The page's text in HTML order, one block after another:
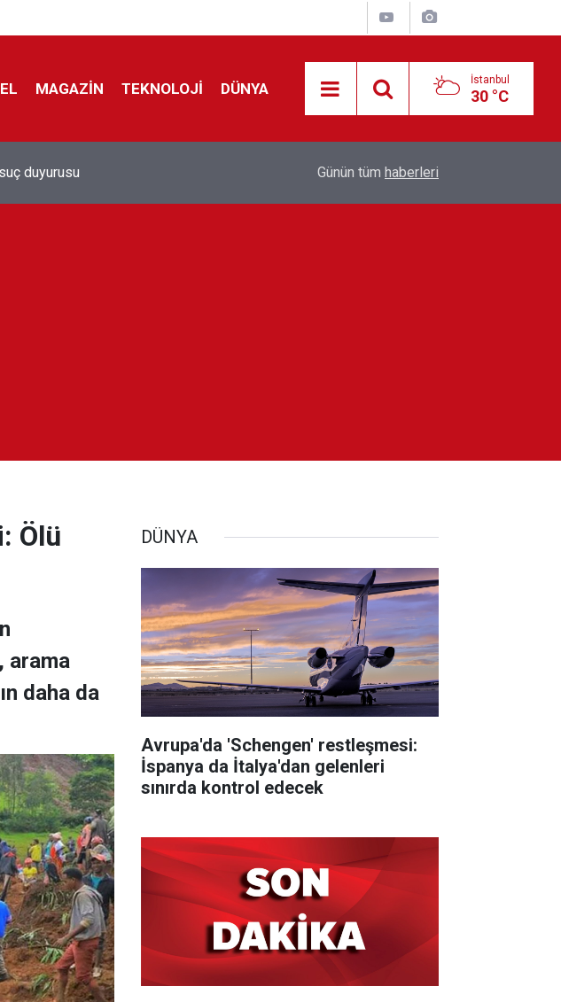
MAGAZİN TEKNOLOJİ DÜNYA İstanbul
30 °C
duyurusu
kontrol edecek
Günün tüm haberleri
Ölü
arama
daha da
DÜNYA
Avrupa'da 'Schengen' restleşmesi:
İspanya da İtalya'dan gelenleri
sınırda kontrol edecek